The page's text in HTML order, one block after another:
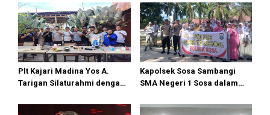
Live TikTok Saat Dipanggil
yang Tutup Usia di Usia 35
Tahun
Plt Kajari Madina Yos A.
Tarigan Silaturahmi dengan
Kapolsek Sosa Sambangi
SMA Negeri 1 Sosa dalam
School